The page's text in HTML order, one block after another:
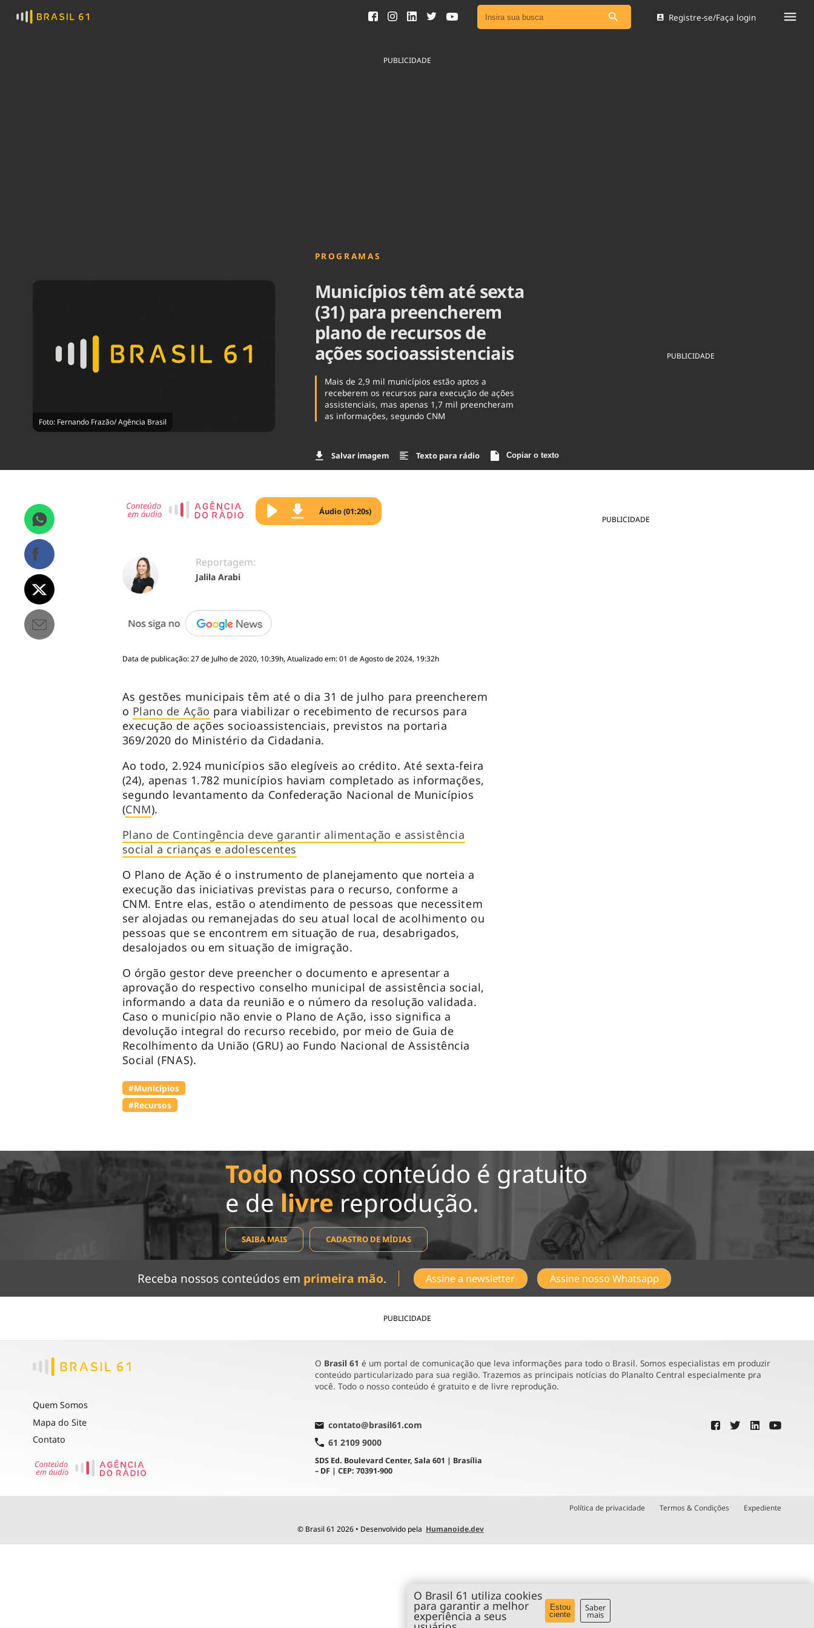
Ver todas as notícias
Agronegócios
Brasil
Comportamento
Registre-se/Faça login
PUBLICIDADE
Foto: Fernando Frazão/ Agência Brasil
PROGRAMAS
Municípios têm até sexta
(31) para preencherem
plano de recursos de
ações socioassistenciais
Mais de 2,9 mil municípios estão aptos a
receberem os recursos para execução de ações
assistenciais, mas apenas 1,7 mil preencheram
as informações, segundo CNM
Salvar imagem Texto para rádio Copiar o texto
PUBLICIDADE
PUBLICIDADE
Áudio (01:20s)
Reportagem:
Jalila Arabi
Data de publicação: 27 de Julho de 2020, 10:39h, Atualizado em: 01 de Agosto de 2024, 19:32h
As gestões municipais têm até o dia 31 de julho para preencherem
o Plano de Ação para viabilizar o recebimento de recursos para
execução de ações socioassistenciais, previstos na portaria
369/2020 do Ministério da Cidadania.
Ao todo, 2.924 municípios são elegíveis ao crédito. Até sexta-feira
(24), apenas 1.782 municípios haviam completado as informações,
segundo levantamento da Confederação Nacional de Municípios
(CNM).
Plano de Contingência deve garantir alimentação e assistência
social a crianças e adolescentes
O Plano de Ação é o instrumento de planejamento que norteia a
execução das iniciativas previstas para o recurso, conforme a
CNM. Entre elas, estão o atendimento de pessoas que necessitem
ser alojadas ou remanejadas do seu atual local de acolhimento ou
pessoas que se encontrem em situação de rua, desabrigados,
desalojados ou em situação de imigração.
O órgão gestor deve preencher o documento e apresentar a
aprovação do respectivo conselho municipal de assistência social,
informando a data da reunião e o número da resolução validada.
Caso o município não envie o Plano de Ação, isso significa a
devolução integral do recurso recebido, por meio de Guia de
Recolhimento da União (GRU) ao Fundo Nacional de Assistência
Social (FNAS).
#Municípios
#Recursos
Todonosso conteúdo é gratuito
e de livre reprodução.
SAIBA MAIS CADASTRO DE MÍDIAS
Receba nossos conteúdos em primeira mão. Assine a newsletter Assine nosso Whatsapp
PUBLICIDADE
Quem Somos
Mapa do Site
Contato
O Brasil 61 é um portal de comunicação que leva informações para todo o Brasil. Somos especialistas em produzir
conteúdo particularizado para sua região. Trazemos as principais notícias do Planalto Central especialmente pra
você. Todo o nosso conteúdo é gratuito e de livre reprodução.
contato@brasil61.com
61 2109 9000
SDS Ed. Boulevard Center, Sala 601 | Brasília
– DF | CEP: 70391-900
Política de privacidade Termos & Condições Expediente
© Brasil 61 2026 • Desenvolvido pela Humanoide.dev
O Brasil 61 utiliza cookies
para garantir a melhor
experiência a seus
Estou
ciente
Saber
mais